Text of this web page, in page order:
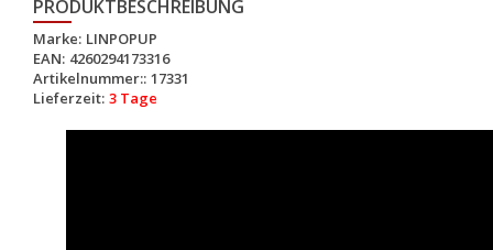
PRODUKTBESCHREIBUNG
Marke: LINPOPUP
EAN: 4260294173316
Artikelnummer:: 17331
Lieferzeit: 3 Tage